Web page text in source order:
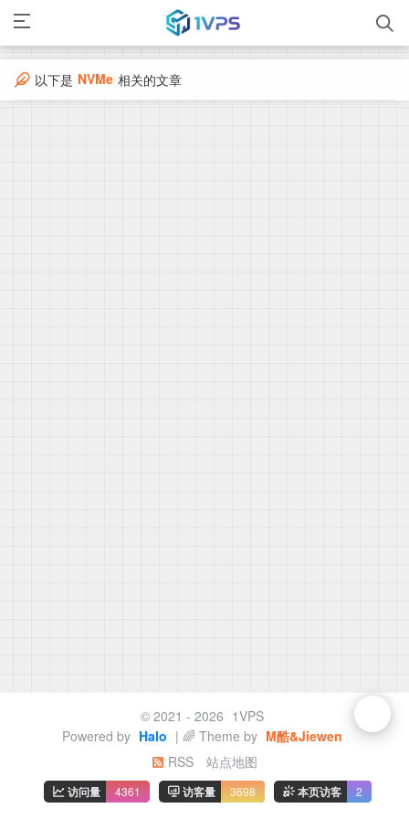
以下是 NVMe 相关的文章
© 2021 - 2026 1VPS
Powered by Halo | 🌈 Theme by M酷&Jiewen
RSS
站点地图
访问量 4361 访客量 3698 本页访客 2